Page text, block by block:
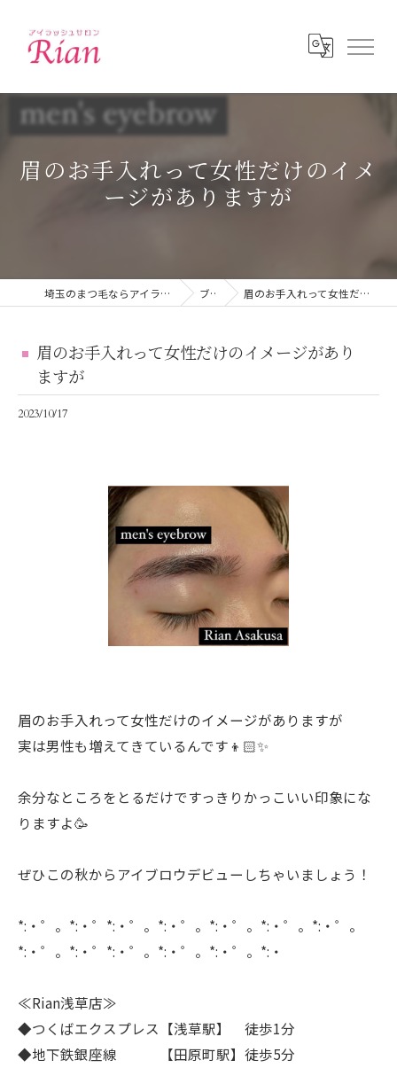
眉のお手入れって女性だけのイメ
ージがありますが
埼玉のまつ毛ならアイラッシュサロン Lucia 志木 ブログ 眉のお手入れって女性だけのイメージがありますが
眉のお手入れって女性だけのイメージがあり
ますが
2023/10/17
眉のお手入れって女性だけのイメージがありますが
実は男性も増えてきているんです👦🏻✨
余分なところをとるだけですっきりかっこいい印象にな
りますよ🥳
ぜひこの秋からアイブロウデビューしちゃいましょう！
*:・゜。*:・゜*:・゜。*:・゜。*:・゜。*:・゜。*:・゜。
*:・゜。*:・゜*:・゜。*:・゜。*:・゜。*:・
≪Rian浅草店≫
◆つくばエクスプレス【浅草駅】 徒歩1分
◆地下鉄銀座線 【田原町駅】徒歩5分